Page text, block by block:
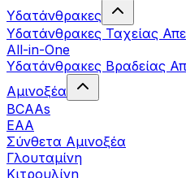
Υδατάνθρακες
Υδατάνθρακες Ταχείας
All-in-One
Υδατάνθρακες Βραδείας
Αμινοξέα
BCAAs
EAA
Σύνθετα Αμινοξέα
Γλουταμίνη
Κιτρουλίνη